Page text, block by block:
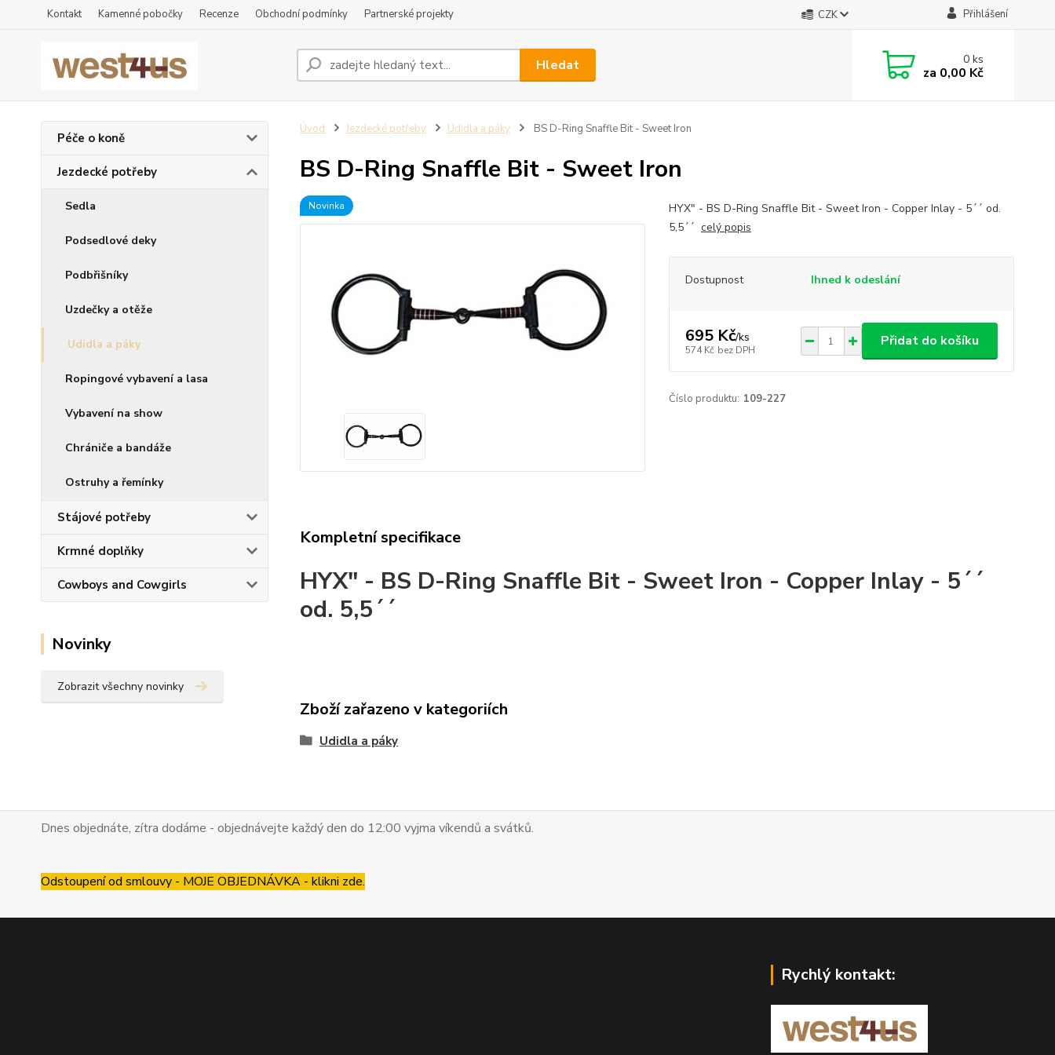
Kontakt Kamenné pobočky Recenze Obchodní podmínky Partnerské projekty CZK Přihlášení
Hledat 0ks
za 0,00 Kč
Péče o koně
Jezdecké potřeby
Sedla
Podsedlové deky
Podbřišníky
Uzdečky a otěže
Udidla a páky
Ropingové vybavení a lasa
Vybavení na show
Chrániče a bandáže
Ostruhy a řemínky
Stájové potřeby
Krmné doplňky
Cowboys and Cowgirls
Novinky
Zobrazit všechny novinky
Úvod Jezdecké potřeby Udidla a páky BS D-Ring Snaffle Bit - Sweet Iron
BS D-Ring Snaffle Bit - Sweet Iron
Novinka
HYX" - BS D-Ring Snaffle Bit - Sweet Iron - Copper Inlay - 5´´ od.
5,5´´ celý popis
Dostupnost Ihned k odeslání
695 Kč/ks
574 Kč bez DPH
Přidat do košíku
Číslo produktu: 109-227
Kompletní specifikace
HYX" - BS D-Ring Snaffle Bit - Sweet Iron - Copper Inlay - 5´´
od. 5,5´´
Zboží zařazeno v kategoriích
Udidla a páky
Dnes objednáte, zítra dodáme - objednávejte každý den do 12:00 vyjma víkendů a svátků.
Odstoupení od smlouvy - MOJE OBJEDNÁVKA - klikni zde.
Rychlý kontakt: